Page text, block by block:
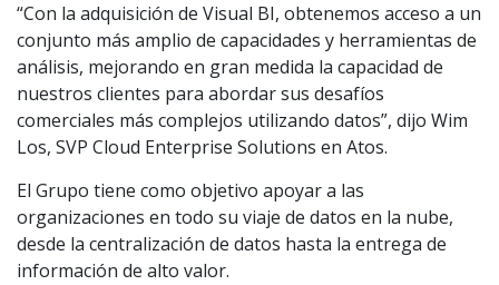
“Con la adquisición de Visual BI, obtenemos acceso a un
conjunto más amplio de capacidades y herramientas de
análisis, mejorando en gran medida la capacidad de
nuestros clientes para abordar sus desafíos
comerciales más complejos utilizando datos”, dijo Wim
Los, SVP Cloud Enterprise Solutions en Atos.
El Grupo tiene como objetivo apoyar a las
organizaciones en todo su viaje de datos en la nube,
desde la centralización de datos hasta la entrega de
información de alto valor.